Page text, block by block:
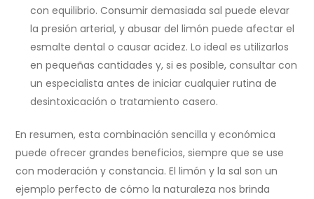
con equilibrio. Consumir demasiada sal puede elevar
la presión arterial, y abusar del limón puede afectar el
esmalte dental o causar acidez. Lo ideal es utilizarlos
en pequeñas cantidades y, si es posible, consultar con
un especialista antes de iniciar cualquier rutina de
desintoxicación o tratamiento casero.
En resumen, esta combinación sencilla y económica
puede ofrecer grandes beneficios, siempre que se use
con moderación y constancia. El limón y la sal son un
ejemplo perfecto de cómo la naturaleza nos brinda